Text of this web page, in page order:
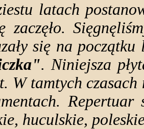
latach
zaczęło.
się na
. Niniejsza
W tamtych
huculskie,